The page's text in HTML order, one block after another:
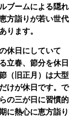
ブームによる隠れ
方詣りが若い世代
ります。
休日にしていて
立春、節分を休日
（旧正月）は大型
けが休日です。で
の三が日に習慣的
に熱心に恵方詣り